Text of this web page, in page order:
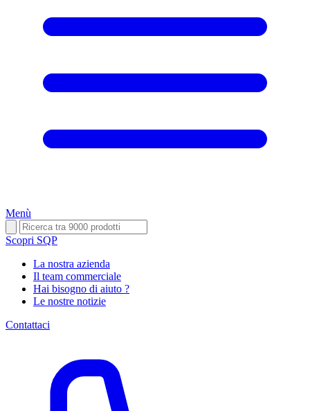
Menù
Scopri SQP
La nostra azienda
Il team commerciale
Hai bisogno di aiuto ?
Le nostre notizie
Contattaci